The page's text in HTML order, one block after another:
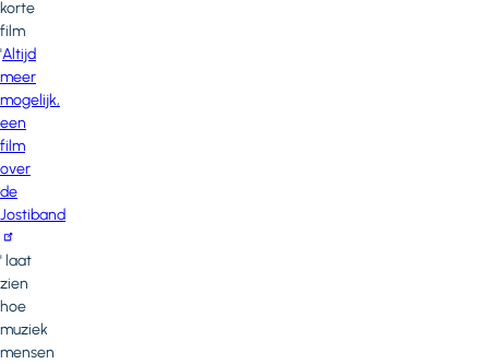
korte
film
'Altijd
meer
mogelijk,
een
film
over
de
Jostiband
' laat
zien
hoe
muziek
mensen